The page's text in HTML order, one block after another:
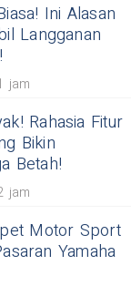
Ini Alasan
Langganan
jam
Rahasia Fitur
Bikin
Betah!
jam
Motor Sport
Yamaha